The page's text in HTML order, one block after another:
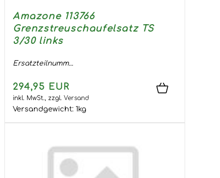
Amazone 113766
Grenzstreuschaufelsatz TS
3/30 links
Ersatzteilnumm...
294,95 EUR
inkl. MwSt., zzgl. Versand
Versandgewicht: 1kg